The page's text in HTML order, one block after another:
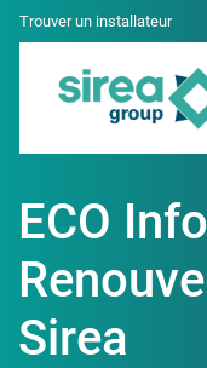
SkipTrouver un installateur
ECO
Sirea